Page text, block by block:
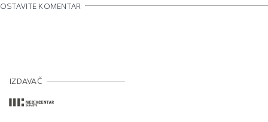
OSTAVITE KOMENTAR
IZDAVAČ